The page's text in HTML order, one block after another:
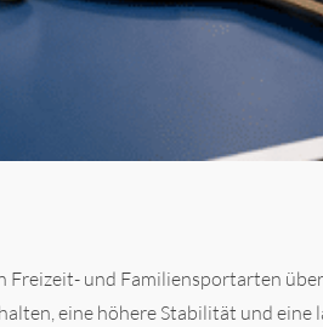
Freizeit- und Familiensportarten
eine höhere Stabilität und eine